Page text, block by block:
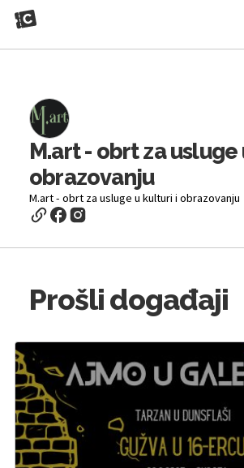
M.art - obrt za
obrazovanju
M.art - obrt za usluge u kulturi i obrazovanju
Prošli događaji